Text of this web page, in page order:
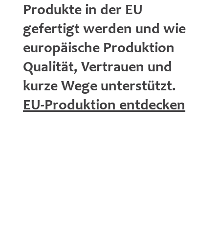
Produkte in der EU
gefertigt werden und wie
europäische Produktion
Qualität, Vertrauen und
kurze Wege unterstützt.
EU-Produktion entdecken